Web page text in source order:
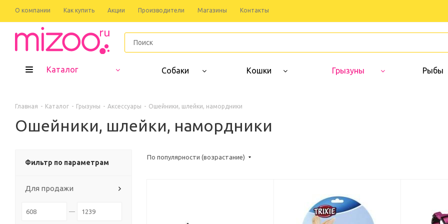
О компании Как купить Акции Производители Магазины Контакты
Каталог Собаки Кошки Грызуны Рыбы
Главная - Каталог - Грызуны - Аксессуары - Ошейники, шлейки, намордники
Ошейники, шлейки, намордники
По популярности (возрастание)
Фильтр по параметрам
Для продажи